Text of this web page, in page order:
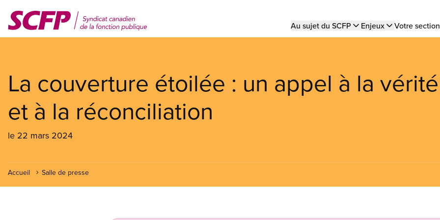
contenu
Main
Au sujet du SCFP Enjeux Votre
La couverture étoilée : un appel à la vérité
et à la réconciliation
le 22 mars 2024
Accueil Salle de presse